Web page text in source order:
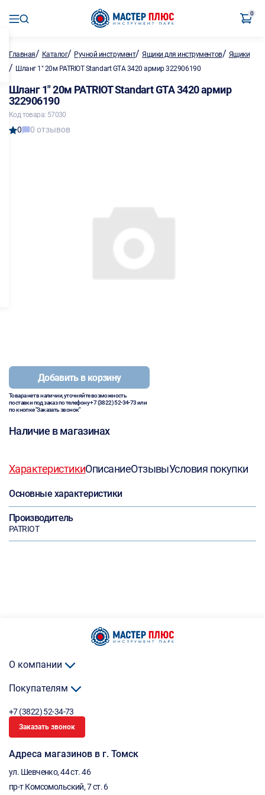
0
Главная/ Каталог/ Ручной инструмент/Ящики для инструментов/ Ящики
/ Шланг 1" 20м PATRIOT Standart GTA 3420 армир 322906190
Шланг 1" 20м PATRIOT Standart GTA 3420 армир
322906190
Код товара: 57030
0 0 отзывов
Добавить в корзину
Товара нет в наличии, уточняйте возможность
поставки под заказ по телефону+7 (3822) 52-34-73или
по кнопке "Заказать звонок"
Наличие в магазинах
ХарактеристикиОписаниеОтзывыУсловия покупки
Основные характеристики
Производитель
PATRIOT
О компании
Покупателям
+7 (3822) 52-34-73
Заказать звонок
Адреса магазинов в г. Томск
ул. Шевченко, 44 ст. 46
пр-т Комсомольский, 7 ст. 6